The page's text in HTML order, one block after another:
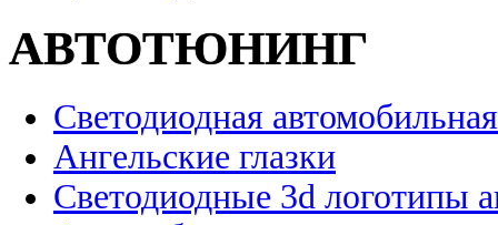
АВТОТЮНИНГ
Светодиодная
Ангельские глазки
Светодиодные 3d логотипы